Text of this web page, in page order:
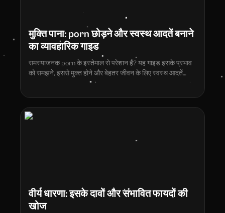
मुक्ति पाना: porn छोड़ने और स्वस्थ आदतें बनाने
का व्यावहारिक गाइड
समस्याजनक porn के इस्तेमाल से परेशान हैं? यह गाइड इसके प्रभाव
को समझने, इससे मुक्त होने और बेहतर जीवन के लिए स्वस्थ आदतें
बनाने की कार्यशील रणनीतियां प्रदान करता है।
वीर्य धारणा: इसके दावों और संभावित फायदों की
खोज